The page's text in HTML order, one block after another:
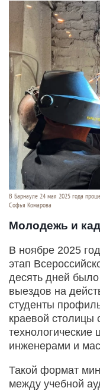
В Барнауле 24 мая 2025 года
Софья Комарова
Молодежь и
В ноябре 2025
этап
десять дней
выездов на
студенты
краевой столицы
технологические
инженерами и
Такой формат
между учебной